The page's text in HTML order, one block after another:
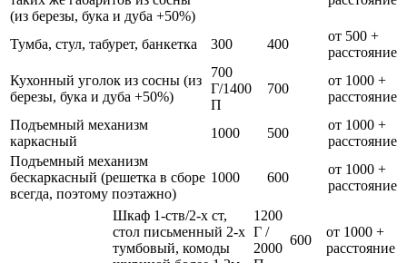
(из березы, бука и дуба +50%)
Тумба, стул, табурет, банкетка 300 400
от 500 +
расстояние
Кухонный уголок из сосны (из
березы, бука и дуба +50%)
700
Г/1400
П
700
от 1000 +
расстояние
Подъемный механизм
каркасный
1000 500
от 1000 +
расстояние
Подъемный механизм
бескаркасный (решетка в сборе
всегда, поэтому поэтажно)
1000 600
от 1000 +
расстояние
Шкаф 1-ств/2-х ст,
стол письменный 2-х
тумбовый, комоды
1200
Г /
2000
600
от 1000 +
расстояние